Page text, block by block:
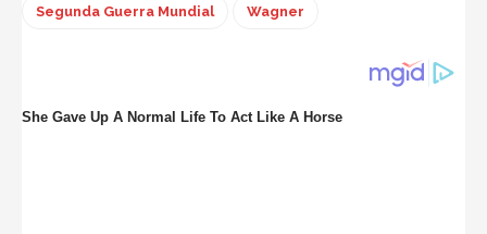
Segunda Guerra Mundial Wagner